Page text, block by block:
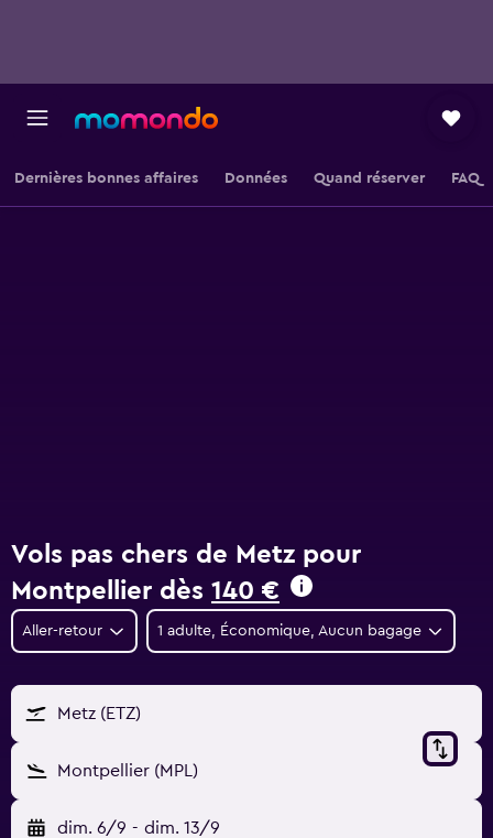
Dernières bonnes affaires Données Quand réserver FAQ
Vols pas chers de Metz pour
Montpellier dès 140 €
Aller-retour 1 adulte, Économique, Aucun bagage
Metz (ETZ)
Montpellier (MPL)
dim. 6/9 - dim. 13/9